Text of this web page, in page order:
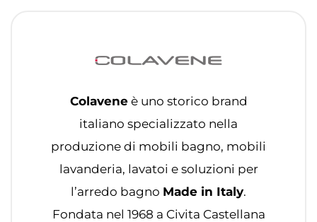
Colaveneè uno storico brand
italiano specializzato nella
produzione di mobili bagno, mobili
lavanderia, lavatoi e soluzioni per
l’arredo bagno Made in Italy.
Fondata nel 1968 a Civita Castellana